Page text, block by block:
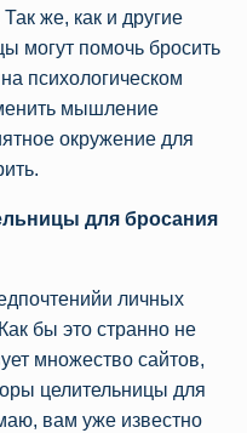
же, как и другие
могут помочь бросить
психологическом
мышление
окружение для
для бросания
личных
бы это странно не
множество сайтов,
целительницы для
вам уже известно